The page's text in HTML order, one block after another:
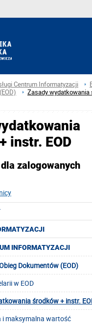
Centrum Informatyzacji
Zasady wydatkowania
INFORMATYZACJI
Dokumentów (EOD)
w EOD
środków + instr.
i maksymalna wartość
instr. EOD
zalogowanych